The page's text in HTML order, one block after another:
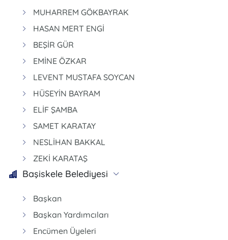
MUHARREM GÖKBAYRAK
HASAN MERT ENGİ
BEŞİR GÜR
EMİNE ÖZKAR
LEVENT MUSTAFA SOYCAN
HÜSEYİN BAYRAM
ELİF ŞAMBA
SAMET KARATAY
NESLİHAN BAKKAL
ZEKİ KARATAŞ
Başiskele Belediyesi
Başkan
Başkan Yardımcıları
Encümen Üyeleri